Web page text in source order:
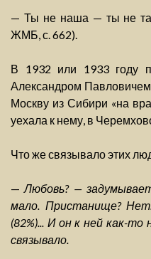
— Ты не наша — ты не
ЖМБ, с. 662).
В 1932 или 1933 году
Александром
Москву из Сибири «на
уехала к нему, в
Что же связывало этих
—Любовь? —
мало. Пристанище?
(82%)... И он к ней как-
связывало.